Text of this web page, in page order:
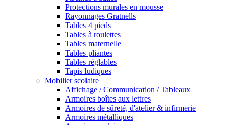
Protections murales en mousse
Rayonnages Gratnells
Tables 4 pieds
Tables à roulettes
Tables maternelle
Tables pliantes
Tables réglables
Tapis ludiques
Mobilier scolaire
Affichage / Communication / Tableaux
Armoires boîtes aux lettres
Armoires de sûreté, d'atelier & infirmerie
Armoires métalliques